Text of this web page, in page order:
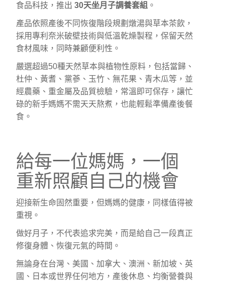
食品科技，推出 30天坐月子調養套組 。
產品依照產後不同恢復階段規劃燉湯與草本茶飲，
採用專利奈米破壁技術與低溫乾燥製程，保留天然
食材風味，同時兼顧便利性。
嚴選超過50種天然草本與植物性原料，包括當歸、
杜仲、黃耆、黨蔘、玉竹、無花果、青木瓜等，並
經農藥、重金屬及品質檢驗，常溫即可保存，讓忙
碌的新手媽媽不需天天熬煮，也能輕鬆準備產後餐
食。
給每一位媽媽，一個
重新照顧自己的機會
迎接新生命固然重要，但媽媽的健康，同樣值得被
重視。
做好月子，不代表追求完美，而是給自己一段真正
修復身體、恢復元氣的時間。
無論身在台灣、美國、加拿大、澳洲、新加坡、英
國、日本或世界任何地方，產後休息、均衡營養與